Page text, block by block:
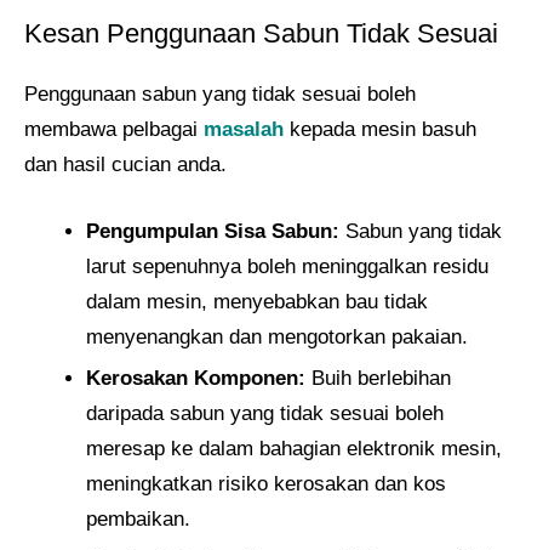
Kesan Penggunaan Sabun Tidak Sesuai
Penggunaan sabun yang tidak sesuai boleh
membawa pelbagai masalah kepada mesin basuh
dan hasil cucian anda.
Pengumpulan Sisa Sabun: Sabun yang tidak
larut sepenuhnya boleh meninggalkan residu
dalam mesin, menyebabkan bau tidak
menyenangkan dan mengotorkan pakaian.
Kerosakan Komponen: Buih berlebihan
daripada sabun yang tidak sesuai boleh
meresap ke dalam bahagian elektronik mesin,
meningkatkan risiko kerosakan dan kos
pembaikan.